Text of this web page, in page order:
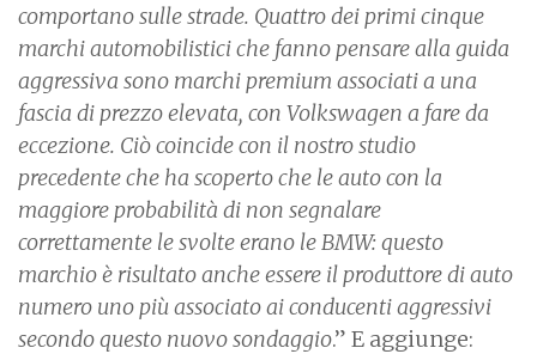
comportano sulle strade. Quattro dei primi cinque
marchi automobilistici che fanno pensare alla guida
aggressiva sono marchi premium associati a una
fascia di prezzo elevata, con Volkswagen a fare da
eccezione. Ciò coincide con il nostro studio
precedente che ha scoperto che le auto con la
maggiore probabilità di non segnalare
correttamente le svolte erano le BMW: questo
marchio è risultato anche essere il produttore di auto
numero uno più associato ai conducenti aggressivi
secondo questo nuovo sondaggio.” E aggiunge: